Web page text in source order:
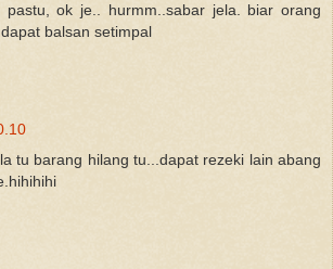
pastu, ok je.. hurmm..sabar jela. biar orang
balsan setimpal
tu barang hilang tu...dapat rezeki lain abang